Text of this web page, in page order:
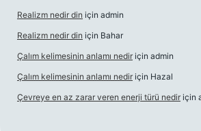
Realizm nedir din için admin
Realizm nedir din için Bahar
Çalım kelimesinin anlamı nedir için admin
Çalım kelimesinin anlamı nedir için Hazal
Çevreye en az zarar veren enerji türü nedir için